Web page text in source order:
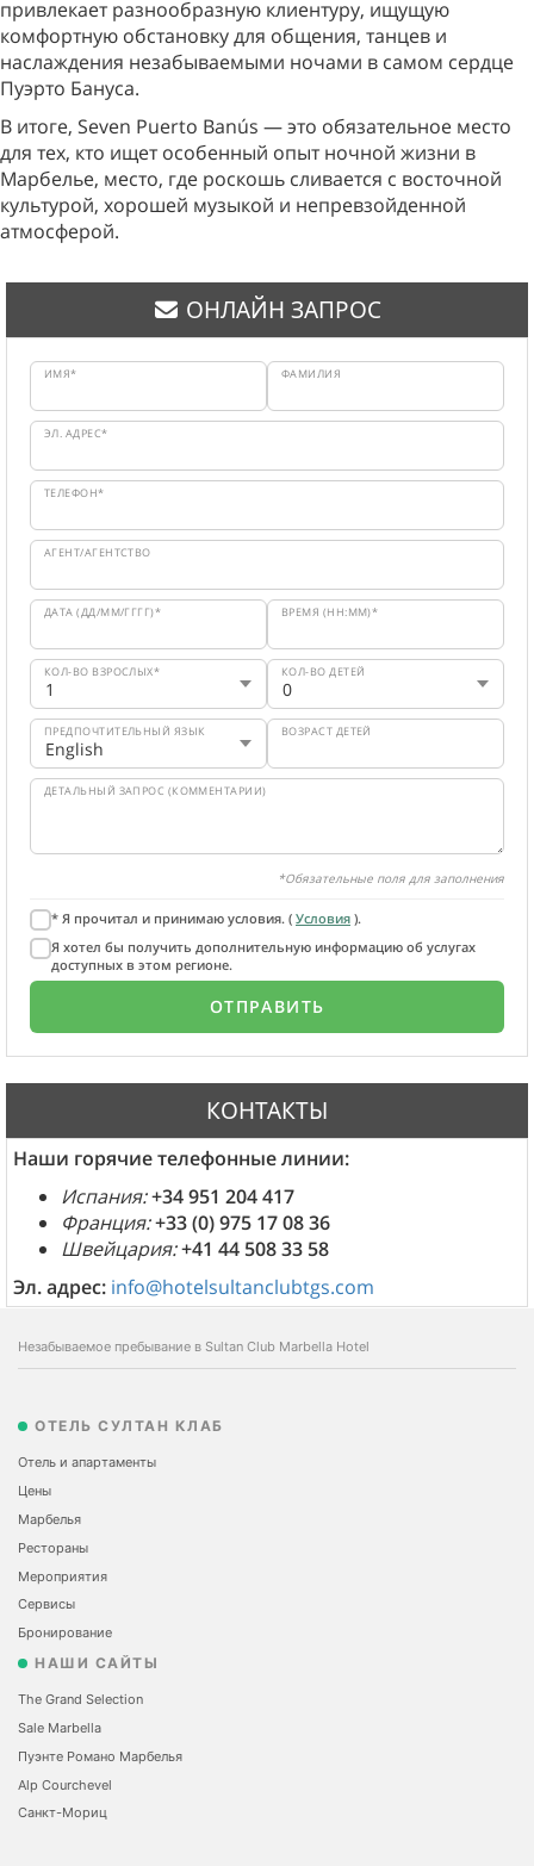
привлекает разнообразную клиентуру, ищущую
комфортную обстановку для общения, танцев и
наслаждения незабываемыми ночами в самом сердце
Пуэрто Бануса.
В итоге, Seven Puerto Banús — это обязательное место
для тех, кто ищет особенный опыт ночной жизни в
Марбелье, место, где роскошь сливается с восточной
культурой, хорошей музыкой и непревзойденной
атмосферой.
ОНЛАЙН ЗАПРОС
ИМЯ* ФАМИЛИЯ
ЭЛ. АДРЕС*
ТЕЛЕФОН*
АГЕНТ/АГЕНТСТВО
ДАТА (ДД/ММ/ГГГГ)* ВРЕМЯ (HH:MM)*
КОЛ-ВО ВЗРОСЛЫХ* КОЛ-ВО ДЕТЕЙ
ПРЕДПОЧТИТЕЛЬНЫЙ ЯЗЫК ВОЗРАСТ ДЕТЕЙ
ДЕТАЛЬНЫЙ ЗАПРОС (КОММЕНТАРИИ)
*Обязательные поля для заполнения
* Я прочитал и принимаю условия. ( Условия ).
Я хотел бы получить дополнительную информацию об услугах
доступных в этом регионе.
КОНТАКТЫ
Наши горячие телефонные линии:
Испания:+34 951 204 417
Франция:+33 (0) 975 17 08 36
Швейцария:+41 44 508 33 58
Эл. адрес: info@hotelsultanclubtgs.com
Незабываемое пребывание в Sultan Club Marbella Hotel
ОТЕЛЬ СУЛТАН КЛАБ
Отель и апартаменты
Цены
Марбелья
Рестораны
Мероприятия
Сервисы
Бронирование
НАШИ САЙТЫ
The Grand Selection
Sale Marbella
Пуэнте Романо Марбелья
Alp Courchevel
Санкт-Мориц